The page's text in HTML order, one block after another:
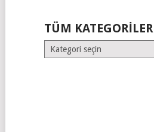
TÜM KATEGORILER
Tüm
Kategoriler